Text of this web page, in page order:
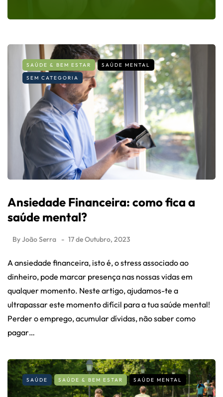
SAÚDE & BEM ESTAR
SAÚDE MENTAL
SEM CATEGORIA
Ansiedade Financeira: como fica a
saúde mental?
ByJoão Serra 17 de Outubro, 2023
A ansiedade financeira, isto é, o stress associado ao
dinheiro, pode marcar presença nas nossas vidas em
qualquer momento. Neste artigo, ajudamos-te a
ultrapassar este momento difícil para a tua saúde mental!
Perder o emprego, acumular dívidas, não saber como
pagar…
SAÚDE SAÚDE & BEM ESTAR SAÚDE MENTAL